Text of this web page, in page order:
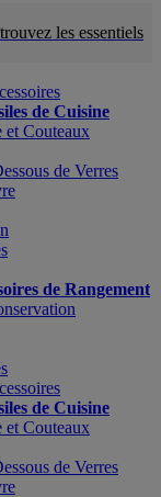
les essentiels
de Cuisine
et Couteaux
de Verres
de Rangement
de Cuisine
et Couteaux
de Verres